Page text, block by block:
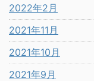
2022年2月
2021年11月
2021年10月
2021年9月